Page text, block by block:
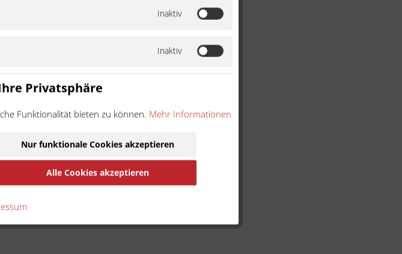
Inaktiv
Inaktiv
Privatsphäre
Funktionalität bieten zu können. Mehr Informationen
Nur funktionale Cookies akzeptieren
Alle Cookies akzeptieren